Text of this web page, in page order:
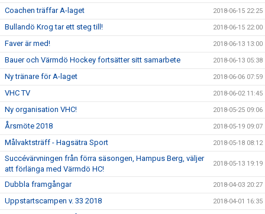
Coachen träffar A-laget 2018-06-15 22:25
Bullandö Krog tar ett steg till! 2018-06-15 22:00
Faver är med! 2018-06-13 13:00
Bauer och Värmdö Hockey fortsätter sitt samarbete 2018-06-13 05:38
Ny tränare för A-laget 2018-06-06 07:59
VHC TV 2018-06-02 11:45
Ny organisation VHC! 2018-05-25 09:06
Årsmöte 2018 2018-05-19 09:07
Målvaktsträff - Hagsätra Sport 2018-05-18 08:12
Succévärvningen från förra säsongen, Hampus Berg, väljer
att förlänga med Värmdö HC!
2018-05-13 19:19
Dubbla framgångar 2018-04-03 20:27
Uppstartscampen v. 33 2018 2018-04-01 16:35